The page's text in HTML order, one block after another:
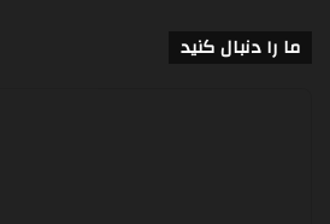
ما را دنبال کنید